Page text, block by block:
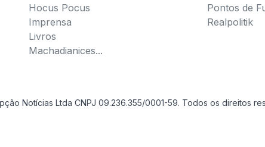
Hocus Pocus
Imprensa
Livros
Machadianices...
Pontos de
Realpolitik
Notícias Ltda CNPJ 09.236.355/0001-59. Todos os direitos